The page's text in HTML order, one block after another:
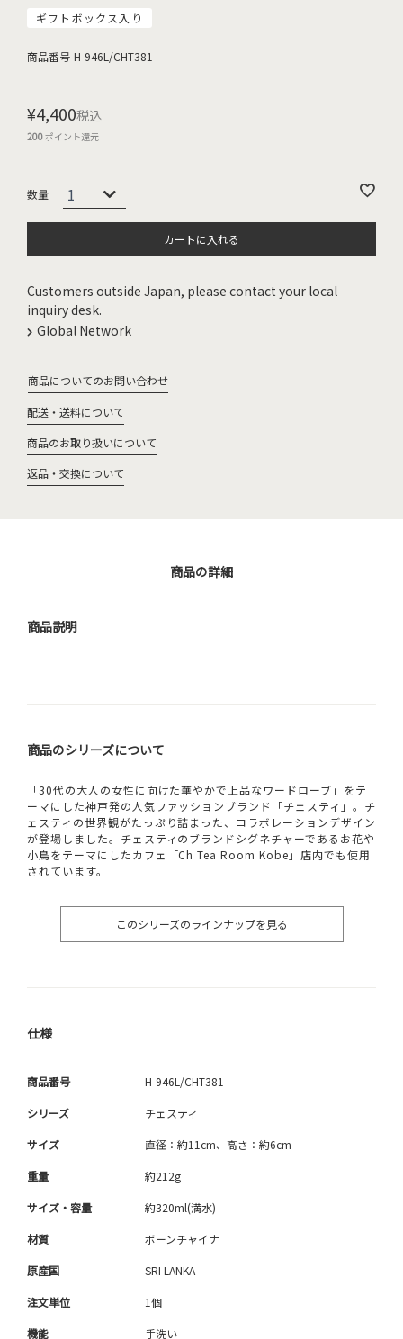
ギフトボックス入り
商品番号 H-946L/CHT381
¥4,400税込
200ポイント還元
カートに入れる
Customers outside Japan, please contact your local
inquiry desk.
Global Network
商品についてのお問い合わせ
配送・送料について
商品のお取り扱いについて
返品・交換について
商品の詳細
商品説明
商品のシリーズについて
「30代の大人の女性に向けた華やかで上品なワードローブ」をテ
ーマにした神戸発の人気ファッションブランド「チェスティ」。チ
ェスティの世界観がたっぷり詰まった、コラボレーションデザイン
が登場しました。チェスティのブランドシグネチャーであるお花や
小鳥をテーマにしたカフェ「Ch Tea Room Kobe」店内でも使用
されています。
このシリーズのラインナップを見る
仕様
商品番号 H-946L/CHT381
シリーズ チェスティ
サイズ 直径：約11cm、高さ：約6cm
重量 約212g
サイズ・容量 約320ml(満水)
材質 ボーンチャイナ
原産国 SRI LANKA
注文単位 1個
機能 手洗い